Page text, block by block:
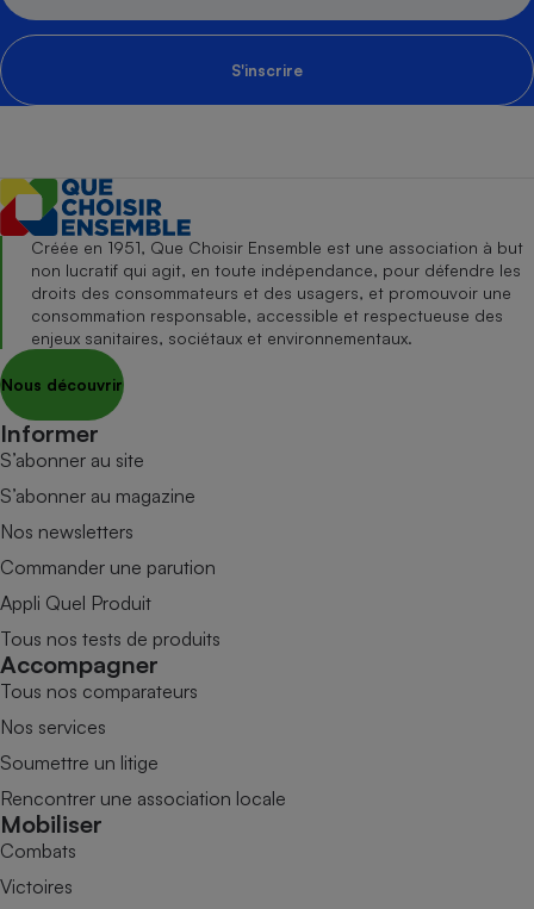
S'inscrire
Créée en 1951, Que Choisir Ensemble est une association à but
non lucratif qui agit, en toute indépendance, pour défendre les
droits des consommateurs et des usagers, et promouvoir une
consommation responsable, accessible et respectueuse des
enjeux sanitaires, sociétaux et environnementaux.
Nous découvrir
Informer
S’abonner au site
S’abonner au magazine
Nos newsletters
Commander une parution
Appli Quel Produit
Tous nos tests de produits
Accompagner
Tous nos comparateurs
Nos services
Soumettre un litige
Rencontrer une association locale
Mobiliser
Combats
Victoires